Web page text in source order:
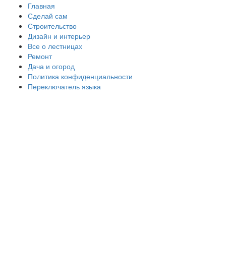
Главная
Сделай сам
Строительство
Дизайн и интерьер
Все о лестницах
Ремонт
Дача и огород
Политика конфиденциальности
Переключатель языка